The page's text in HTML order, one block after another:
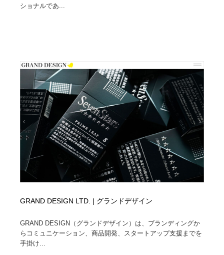
ショナルであ...
GRAND DESIGN LTD. | グランドデザイン
GRAND DESIGN（グランドデザイン）は、ブランディングか
らコミュニケーション、商品開発、スタートアップ支援までを
手掛け...